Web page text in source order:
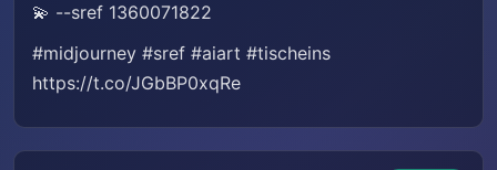
💫 --sref 1360071822
#midjourney #sref #aiart #tischeins
https://t.co/JGbBP0xqRe